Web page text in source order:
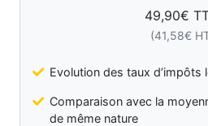
49,90€
(41,58€
Evolution des taux d’impôts
Comparaison avec la
de même nature